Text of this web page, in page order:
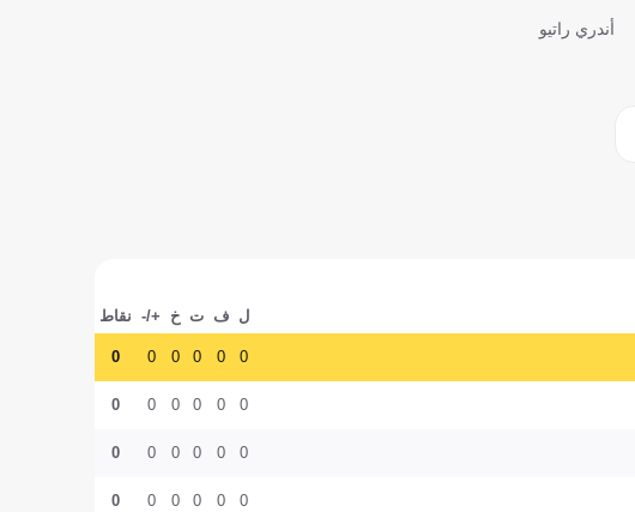
أندري راتيو
ل ف ت خ +/- نقاط
0
0
0
0
0
0
0
0
0
0
0
0
0
0
0
0
0
0
0
0
0
0
0
0